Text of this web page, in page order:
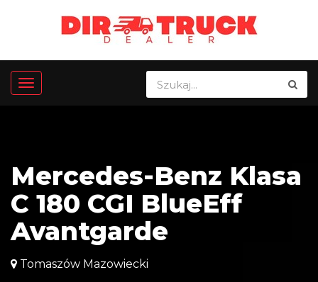
Mercedes-Benz Klasa
C 180 CGI BlueEff
Avantgarde
Tomaszów Mazowiecki